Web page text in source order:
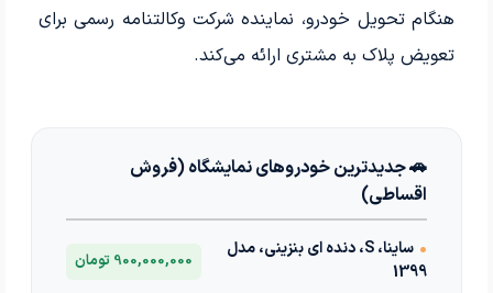
هنگام تحویل خودرو، نماینده شرکت وکالتنامه رسمی برای
تعویض پلاک به مشتری ارائه می‌کند.
🚗 جدیدترین خودروهای نمایشگاه (فروش
اقساطی)
•
ساینا، S، دنده ای بنزینی، مدل
1399
900,000,000 تومان